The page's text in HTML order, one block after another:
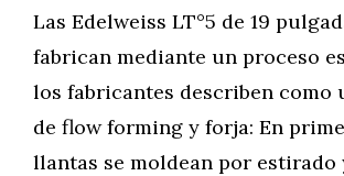
Las Edelweiss LT°5 de 19
fabrican mediante un proceso
los fabricantes describen como
de flow forming y forja: En
llantas se moldean por estirado